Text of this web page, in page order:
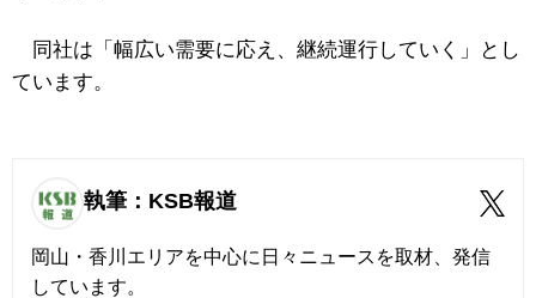
同社は「幅広い需要に応え、継続運行していく」とし
ています。
執筆：KSB報道
岡山・香川エリアを中心に日々ニュースを取材、発信
しています。